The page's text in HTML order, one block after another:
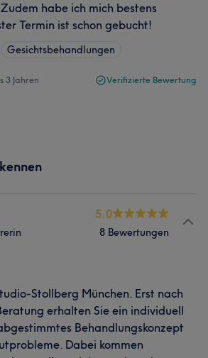
habe ich mich bestens
Termin ist schon gebucht!
Gesichtsbehandlungen
3 Jahren Verifizierte Bewertung
5.0
8 Bewertungen
Stollberg München. Erst nach
erhalten Sie ein individuell
Behandlungskonzept
Dabei kommen